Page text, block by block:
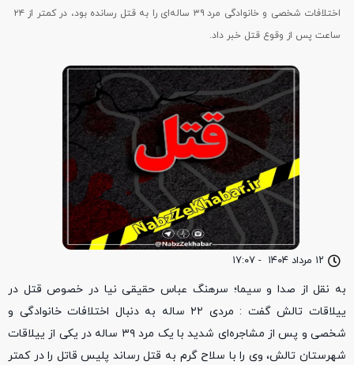
۱۲ مرداد ۱۴۰۴ - ۱۷:۰۷
اختلافات شخصی و خانوادگی مرد ۳۹ ساله‌ای را به قتل رسانده بود، در کمتر از ۲۴
ساعت پس از وقوع قتل خبر داد.
به نقل از صدا و سیما؛ سرهنگ عباس حقیقی نیا در خصوص قتل در
ییلاقات تالش گفت : مردی ۲۲ ساله به دنبال اختلافات خانوادگی و
شخصی و پس از مشاجره‌ای شدید با یک مرد ۳۹ ساله در یکی از ییلاقات
شهرستان تالش، وی را با سلاح گرم به قتل رساند پلیس قاتل را در کمتر